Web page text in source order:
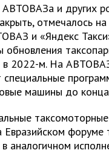
и других
отмечалось
и «Яндекс
обновления
в 2022-м. На
машины до
форуме
аналогичном